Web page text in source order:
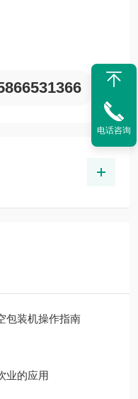
包装机操作指南
业的应用
电话咨询